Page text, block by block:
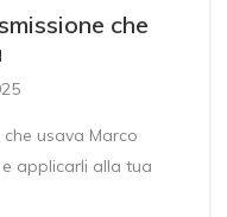
che
usava Marco
applicarli alla tua